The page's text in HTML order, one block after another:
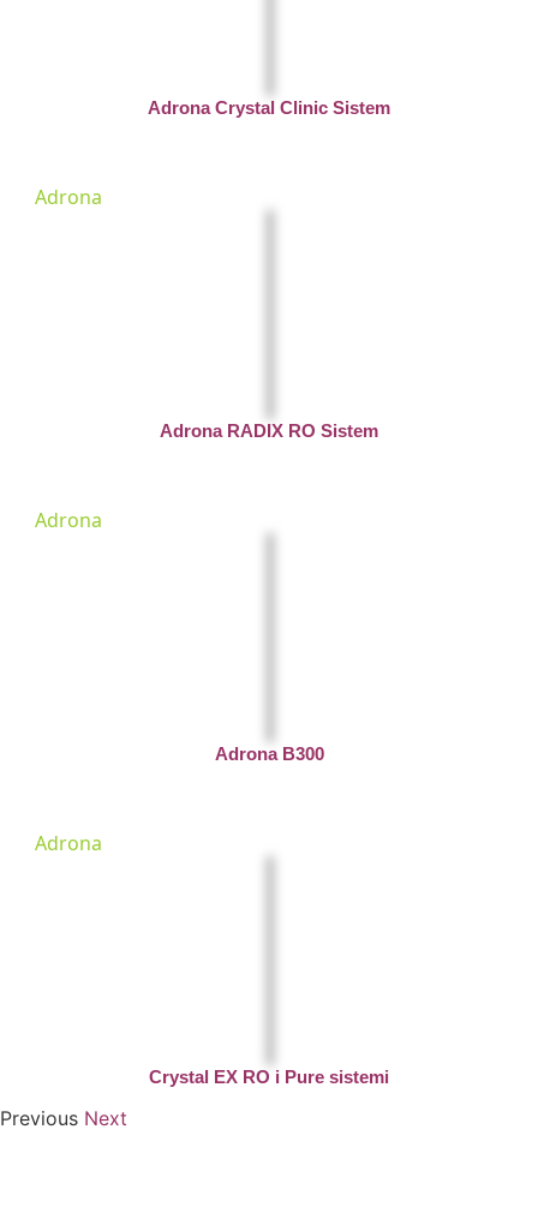
Adrona Crystal Clinic Sistem
Adrona
Adrona RADIX RO Sistem
Adrona
Adrona B300
Adrona
Crystal EX RO i Pure sistemi
Previous Next